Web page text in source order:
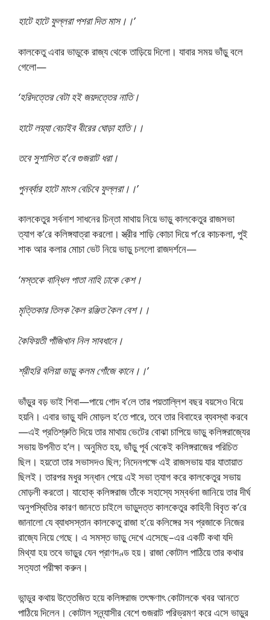
হাটে হাটে ফুল্লরা পশরা দিত মাস।।’
কালকেতু এবার ভাডুকে রাজ্য থেকে তাড়িয়ে দিলো। যাবার সময় ভাঁড়ু বলে
গেলো—
‘হরিদত্তের বেটা হই জয়দত্তের নাতি।
হাটে লয়্যা বেচাইব বীরের ঘোড়া হাতি।।
তবে সুশাসিত হ’বে গুজরাট ধরা।
পুনর্ব্বার হাটে মাংস বেচিবে ফুল্লরা।।’
কালকেতুর সর্বনাশ সাধনের চিন্তা মাথায় নিয়ে ভাড়ু কালকেতুর রাজসভা
ত্যাগ ক’রে কলিঙ্গযাত্রা করলো। স্ত্রীর শাড়ি কোচা দিয়ে প’রে কাচকলা, পুই
শাক আর কলার মোচা ভেট নিয়ে ভাড়ু চললো রাজদর্শনে—
‘মস্তকে বান্ধিল পাতা নাহি ঢাকে কেশ।
মৃত্তিকার তিলক কৈল রঞ্জিত কৈল বেশ।।
কৈফিয়তী পাঁজিখান নিল সাবধানে।
শ্রীহরি বলিয়া ভাড়ু কলম গোঁজে কানে।।’
ভাঁড়ুর বড় ভাই শিবা—পায়ে গোদ ব’লে তার পয়তাল্লিশ বছর বয়সেও বিয়ে
হয়নি। এবার ভাড়ু যদি মোড়ল হ’তে পারে, তবে তার বিবাহের ব্যবস্থা করবে
—এই প্রতিশ্রুতি দিয়ে তার মাথায় ভেটের বোঝা চাপিয়ে ভাড়ু কলিঙ্গরাজ্যের
সভায় উপনীত হ’ল। অনুমিত হয়, ভাঁড়ু পূর্ব থেকেই কলিঙ্গরাজের পরিচিত
ছিল। হয়তো তার সভাসদও ছিল; নিদেনপক্ষে এই রাজসভায় যার যাতায়াত
ছিলই। তারপর মধুর সন্ধান পেয়ে এই সভা ত্যাগ করে কালকেতুর সভায়
মোড়লী করতো। যাহোক্ কলিঙ্গরাজ তাঁকে সহাস্যে সম্বর্ধনা জানিয়ে তার দীর্ঘ
অনুপস্থিতির কারণ জানতে চাইলে ভাড়ুদত্ত কালকেতুর কাহিনী বিবৃত ক’রে
জানালো যে ব্যাধসস্তান কালকেতু রাজা হ’য়ে কলিঙ্গের সব প্রজাকে নিজের
রাজ্যে নিয়ে গেছে। এ সমস্ত ভাড়ু দেখে এসেছে–এর একটি কথা যদি
মিথ্যা হয় তবে ভাড়ুর যেন প্রাণদণ্ড হয়। রাজা কোটাল পাঠিয়ে তার কথার
সত্যতা পরীক্ষা করুন।
ভান্ডুর কথায় উত্তেজিত হয়ে কলিঙ্গরাজ তৎক্ষণাৎ কোটালকে খবর আনতে
পাঠিয়ে দিলেন। কোটাল সন্ন্যাসীর বেশে গুজরাট পরিভ্রমণ করে এসে ভাড়ুর